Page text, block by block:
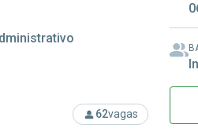
62vagas